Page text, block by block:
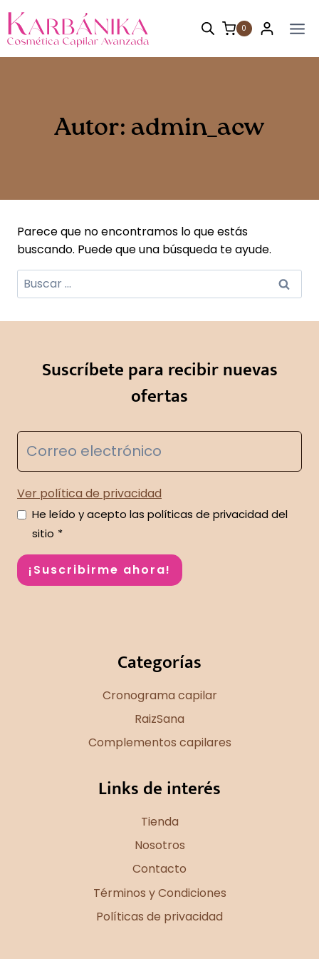
Saltar
contenido
0
Autor: admin_acw
Parece que no encontramos lo que estás
buscando. Puede que una búsqueda te ayude.
Buscar:
Suscríbete para recibir nuevas
ofertas
Ver política de privacidad
He leído y acepto las políticas de privacidad del
sitio *
¡Suscribirme ahora!
Categorías
Cronograma capilar
RaizSana
Complementos capilares
Links de interés
Tienda
Nosotros
Contacto
Términos y Condiciones
Políticas de privacidad